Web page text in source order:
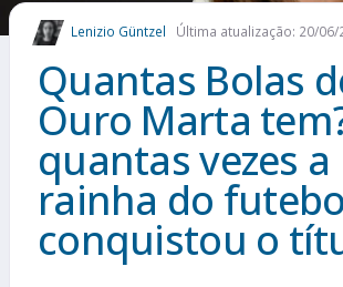
MAIS ESPORTES
Lenizio Güntzel Última atualização: 20/06/
Quantas Bolas
Ouro Marta
quantas vezes a
rainha do
conquistou o